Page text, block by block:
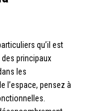
qu’il est
des principaux
les
l’espace, pensez à